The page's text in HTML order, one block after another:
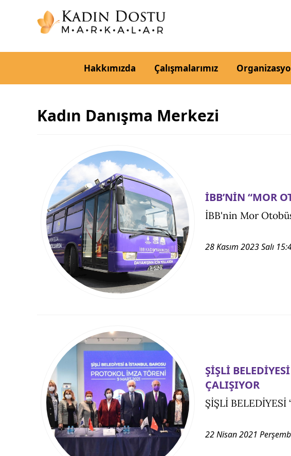
Hakkımızda Çalışmalarımız
Kadın Danışma Merkezi
İBB’NİN “MOR
İBB'nin Mor
28 Kasım 2023 Salı
ŞİŞLİ
ÇALIŞIYOR
ŞİŞLİ BELEDİYESİ
22 Nisan 2021